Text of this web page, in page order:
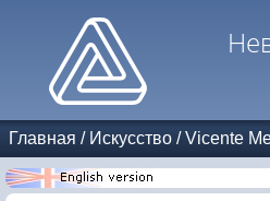
Главная / Искусство /Vicente